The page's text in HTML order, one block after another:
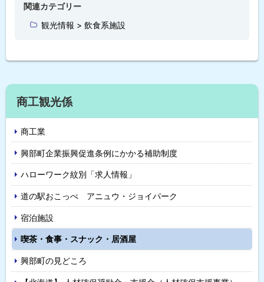
関連カテゴリー
観光情報 > 飲食系施設
サ
イ
ド
・
メ
ニ
ュ
ー
商工観光係
商工業
興部町企業振興促進条例にかかる補助制度
ハローワーク紋別「求人情報」
道の駅おこっぺ アニュウ・ジョイパーク
宿泊施設
喫茶・食事・スナック・居酒屋
興部町の見どころ